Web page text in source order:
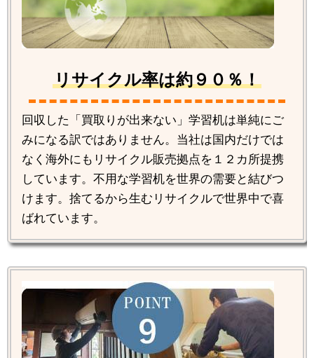
リサイクル率は約９０％！
回収した「買取りが出来ない」学習机は単純にご
みになる訳ではありません。当社は国内だけでは
なく海外にもリサイクル販売拠点を１２カ所提携
しています。不用な学習机を世界の需要と結びつ
けます。捨てるから生むリサイクルで世界中で喜
ばれています。